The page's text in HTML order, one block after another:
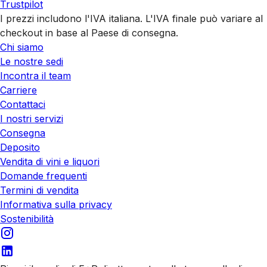
Trustpilot
I prezzi includono l'IVA italiana. L'IVA finale può variare al
checkout in base al Paese di consegna.
Chi siamo
Le nostre sedi
Incontra il team
Carriere
Contattaci
I nostri servizi
Consegna
Deposito
Vendita di vini e liquori
Domande frequenti
Termini di vendita
Informativa sulla privacy
Sostenibilità